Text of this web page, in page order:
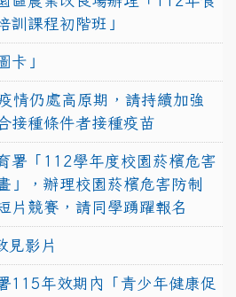
訓課程初階班」
卡」
情仍處高原期，請持續加強
接種條件者接種疫苗
署「112學年度校園菸檳危害
」，辦理校園菸檳危害防制
片競賽，請同學踴躍報名
見影片
115年效期內「青少年健康促